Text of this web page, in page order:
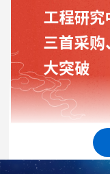
二、人才流动